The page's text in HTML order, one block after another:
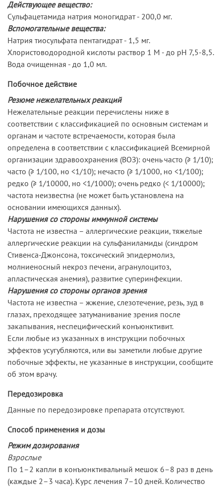
Действующее вещество:
Сульфацетамида натрия моногидрат - 200,0 мг.
Вспомогательные вещества:
Натрия тиосульфата пентагидрат - 1,5 мг.
Хлористоводородной кислоты раствор 1 М - до pH 7,5-8,5.
Вода очищенная - до 1,0 мл.
Побочное действие
Резюме нежелательных реакций
Нежелательные реакции перечислены ниже в
соответствии с классификацией по основным системам и
органам и частоте встречаемости, которая была
определена в соответствии с классификацией Всемирной
организации здравоохранения (ВОЗ): очень часто (≥ 1/10);
часто (≥ 1/100, но <1/10); нечасто (≥ 1/1000, но <1/100);
редко (≥ 1/10000, но <1/1000); очень редко (< 1/10000);
частота неизвестна (не может быть установлена на
основании имеющихся данных).
Нарушения со стороны иммунной системы
Частота не известна – аллергические реакции, тяжелые
аллергические реакции на сульфаниламиды (синдром
Стивенcа-Джонсона, токсический эпидермолиз,
молниеносный некроз печени, агранулоцитоз,
апластическая анемия), развитие суперинфекции.
Нарушения со стороны органов зрения
Частота не известна – жжение, слезотечение, резь, зуд в
глазах, преходящее затуманивание зрения после
закапывания, неспецифический конъюнктивит.
Если любые из указанных в инструкции побочных
эффектов усугубляются, или вы заметили любые другие
побочные эффекты, не указанные в инструкции, сообщите
об этом врачу.
Передозировка
Данные по передозировке препарата отсутствуют.
Способ применения и дозы
Режим дозирования
Взрослые
По 1–2 капли в конъюнктивальный мешок 6–8 раз в день
(каждые 2–3 часа). Курс лечения 7–10 дней. Количество